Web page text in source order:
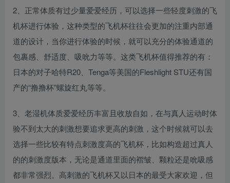
2、正常体质有过少量爱爱经历，可以选择一些轻度刺激的飞
机杯进行体验，这种类型的飞机杯往往会更加的注重内部通
道的设计，当你进行体验的时候，就可以充分的体验通道的
包裹感、舒适度、吸吮力等等。这类飞机杯值得推荐的有：
日本的对子哈特R20、Tenga等美国的Fleshlight STU还有国
产的“撸撸杯”螺旋红丸等等。
3、老湿机体质爱爱经历丰富且收放自如，在与真人运动时体
验不到太大的刺激想要追求更高的刺激，这个时候就可以去
选择一些比较有特点刺激度高的飞机杯，比如构造超过真人
的的刺激度版本，无论是通道里面的褶皱、颗粒还是吮吸感
都非常强烈。高刺激的飞机杯又以日本的最受大家欢迎，但